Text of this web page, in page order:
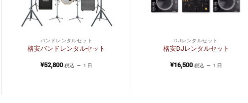
バンドレンタルセット
格安バンドレンタルセット
¥52,800 税込 1 日
DJレンタルセット
格安DJレンタルセット
¥16,500 税込 1 日